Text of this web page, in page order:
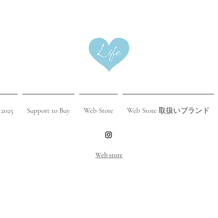
Support to Buy Web Store Web Store 取扱いブランド
​Web store